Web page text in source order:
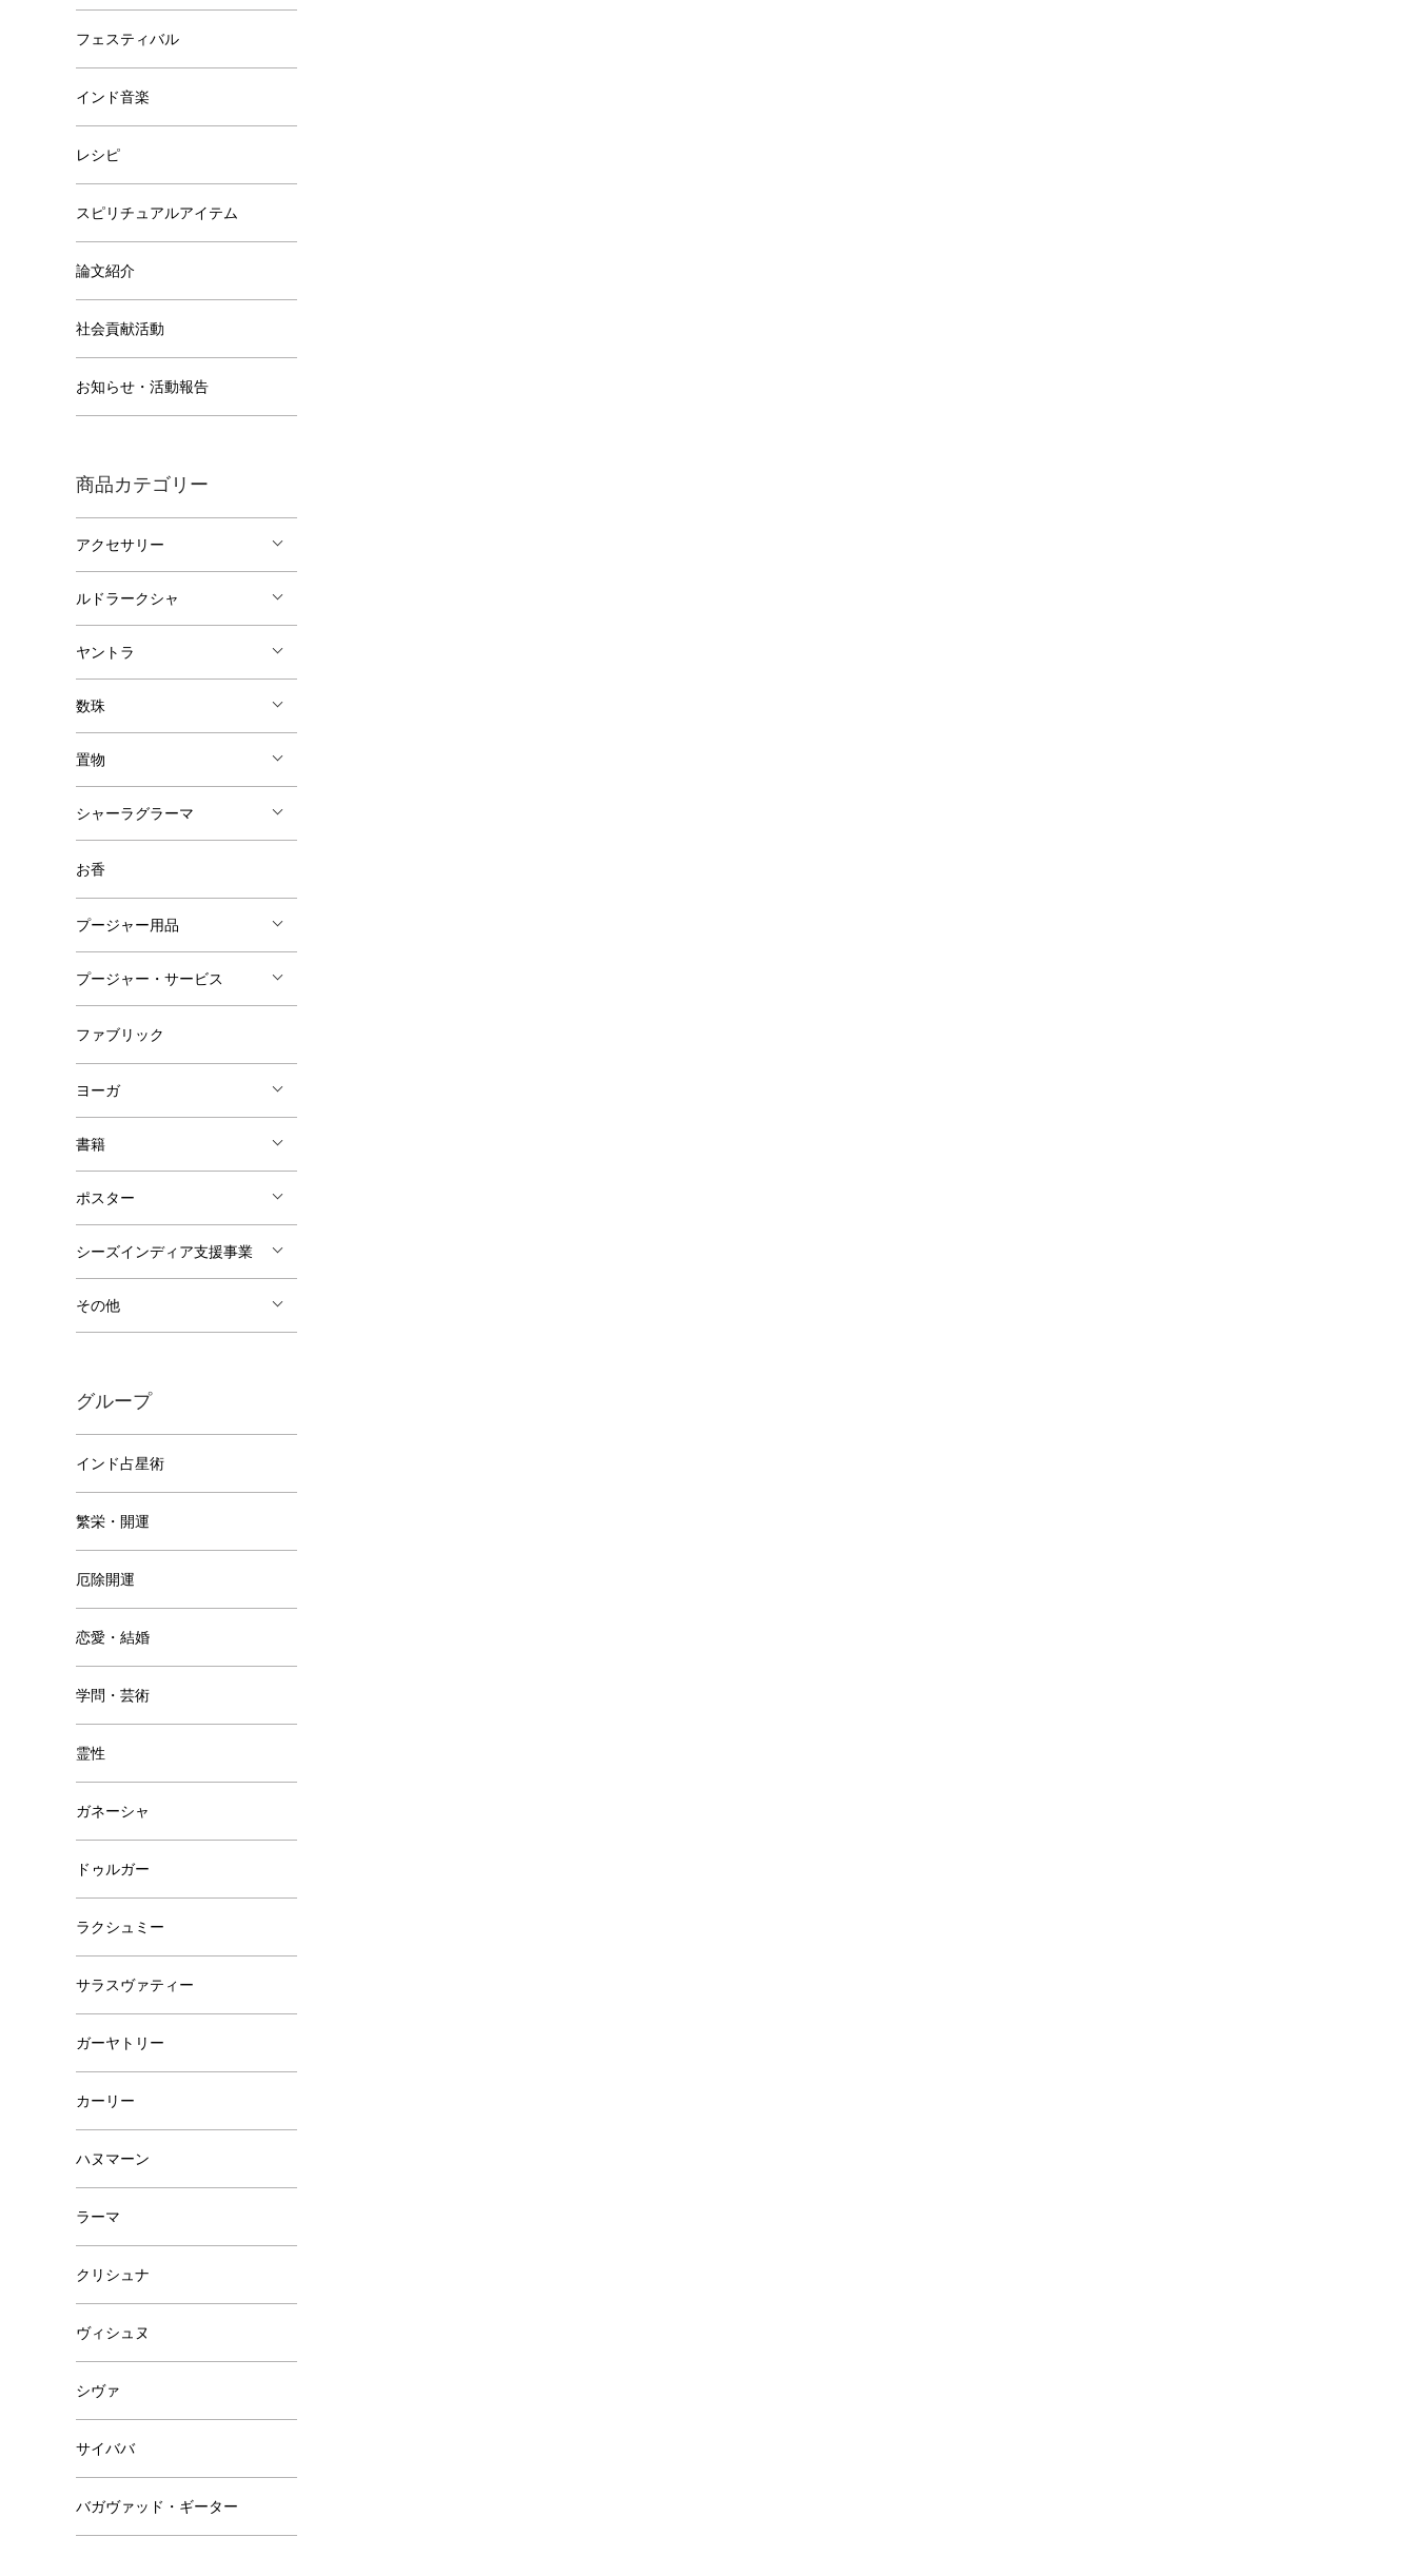
フェスティバル
インド音楽
レシピ
スピリチュアルアイテム
論文紹介
社会貢献活動
お知らせ・活動報告
商品カテゴリー
アクセサリー
ルドラークシャ
ヤントラ
数珠
置物
シャーラグラーマ
お香
プージャー用品
プージャー・サービス
ファブリック
ヨーガ
書籍
ポスター
シーズインディア支援事業
その他
グループ
インド占星術
繁栄・開運
厄除開運
恋愛・結婚
学問・芸術
霊性
ガネーシャ
ドゥルガー
ラクシュミー
サラスヴァティー
ガーヤトリー
カーリー
ハヌマーン
ラーマ
クリシュナ
ヴィシュヌ
シヴァ
サイババ
バガヴァッド・ギーター